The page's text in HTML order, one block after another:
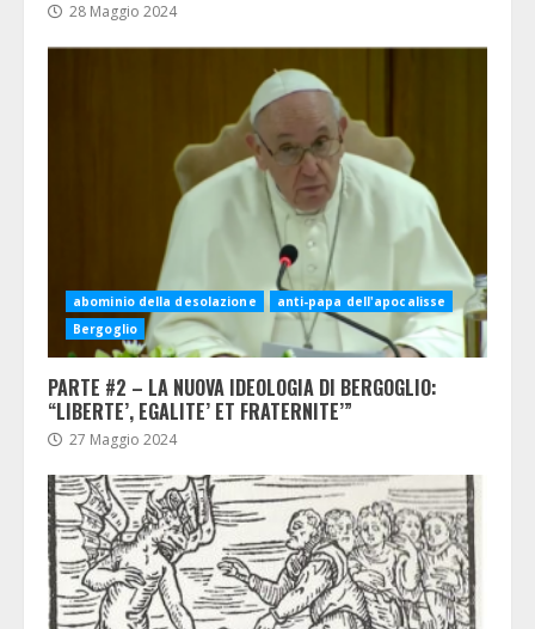
28 Maggio 2024
abominio della desolazione
anti-papa dell'apocalisse
Bergoglio
PARTE #2 – LA NUOVA IDEOLOGIA DI BERGOGLIO:
“LIBERTE’, EGALITE’ ET FRATERNITE’”
27 Maggio 2024